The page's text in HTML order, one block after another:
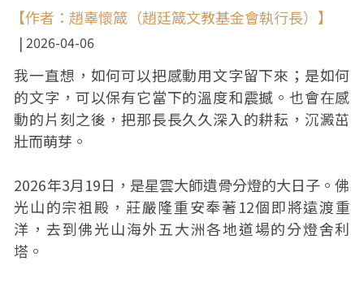
【作者：趙辜懷箴（趙廷箴文教基金會執行長）】
2026-04-06
我一直想，如何可以把感動用文字留下來；是如何
的文字，可以保有它當下的溫度和震撼。也會在感
動的片刻之後，把那長長久久深入的耕耘，沉澱茁
壯而萌芽。
2026年3月19日，是星雲大師遺骨分燈的大日子。佛
光山的宗祖殿，莊嚴隆重安奉著12個即將遠渡重
洋，去到佛光山海外五大洲各地道場的分燈舍利
塔。